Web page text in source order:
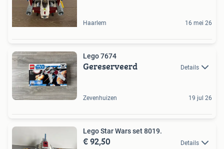
Haarlem 16 mei 26
Lego 7674
Gereserveerd Details
Zevenhuizen 19 jul 26
Lego Star Wars set 8019.
€ 92,50 Details